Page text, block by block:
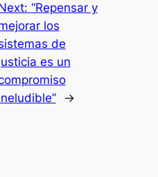
“Repensar y
los
de
es un
→